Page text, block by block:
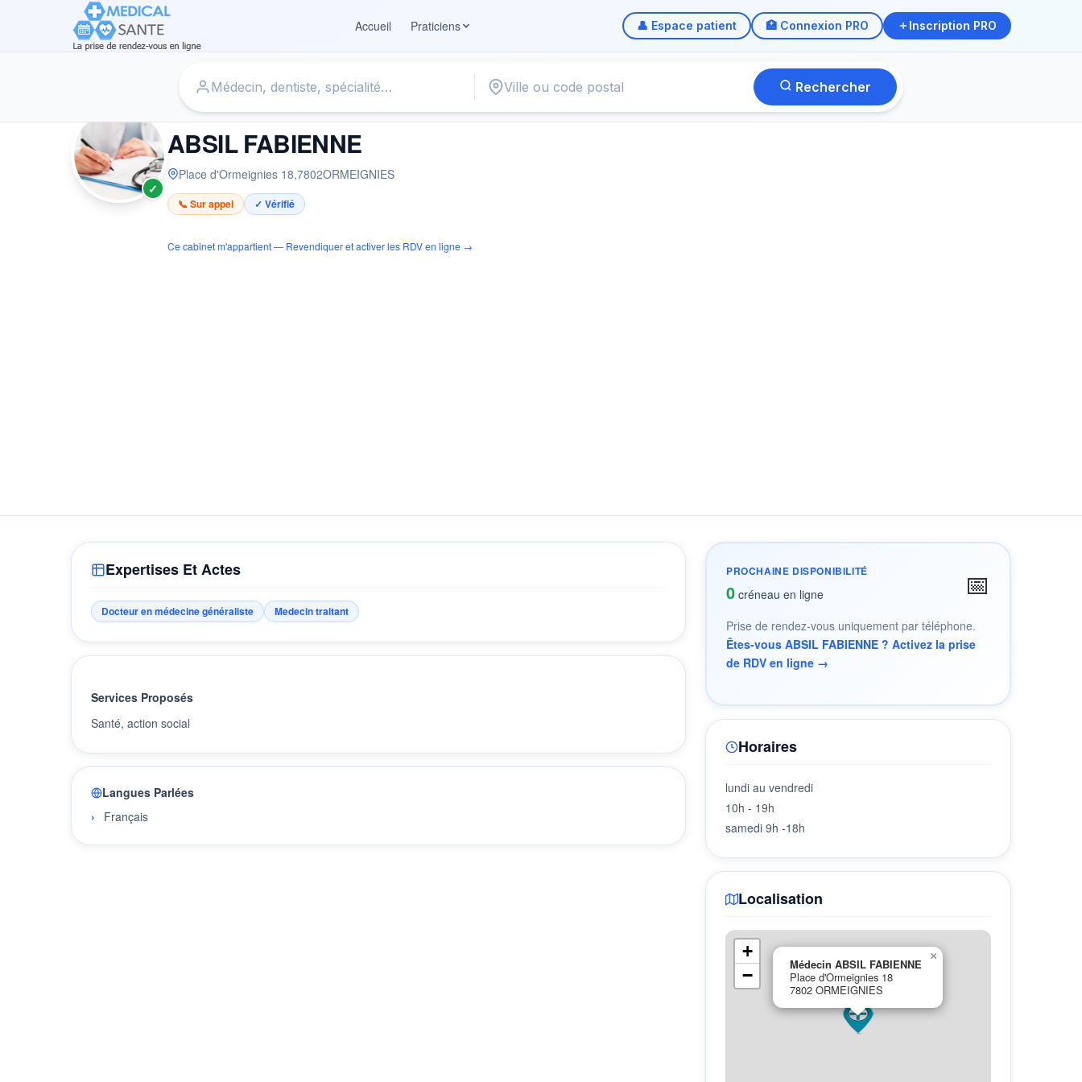
Accueil
Praticiens 👤 Espace patient 🏥 Connexion PRO Inscription PRO
Rechercher
✓
MÉDECIN
ABSIL FABIENNE
Place d'Ormeignies 18,7802ORMEIGNIES
📞 Sur appel ✓ Vérifié
Ce cabinet m'appartient — Revendiquer et activer les RDV en ligne →
Expertises Et Actes
Docteur en médecine généraliste Medecin traitant
Services Proposés
Santé, action social
Langues Parlées
Français
PROCHAINE DISPONIBILITÉ
0 créneau en ligne 📅
Prise de rendez-vous uniquement par téléphone.
Êtes-vous ABSIL FABIENNE ? Activez la prise
de RDV en ligne →
Horaires
lundi au vendredi
10h - 19h
samedi 9h -18h
Localisation
Médecin ABSIL FABIENNE
Place d'Ormeignies 18
7802 ORMEIGNIES
×
+
−